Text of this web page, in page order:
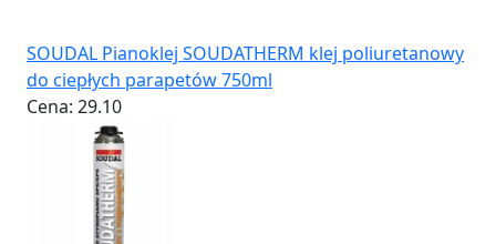
SOUDAL Pianoklej SOUDATHERM klej poliuretanowy
do ciepłych parapetów 750ml
Cena: 29.10